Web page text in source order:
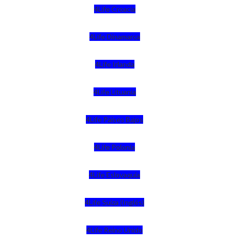
4Life Croacia
4Life Dinamarca
4Life Irlanda
4Life Lituania
4Life Paises Bajos
4Life Polonia
4Life Eslovaquia
4Life Suiza (Inglés)
4Life Reino Unido